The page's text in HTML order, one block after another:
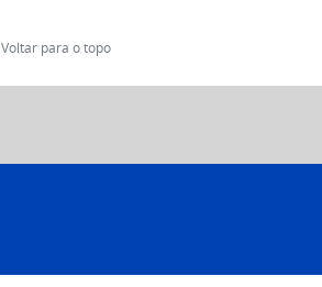
Voltar para o topo